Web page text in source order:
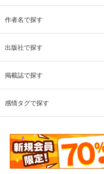
作者名で探す
出版社で探す
掲載誌で探す
感情タグで探す